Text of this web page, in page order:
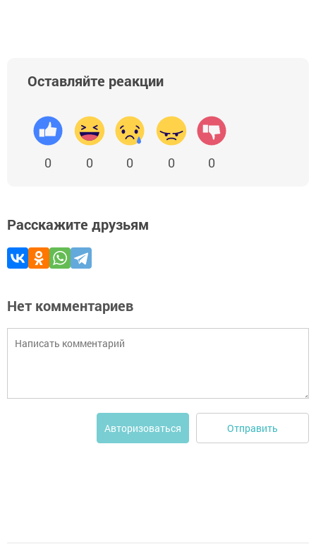
Оставляйте реакции
0 0 0 0 0
Расскажите друзьям
Нет комментариев
Авторизоваться Отправить